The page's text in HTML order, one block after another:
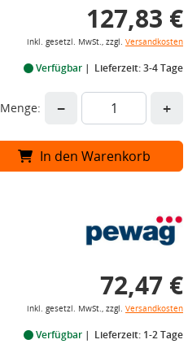
127,83 €
inkl. gesetzl. MwSt., zzgl. Versandkosten
Verfügbar Lieferzeit: 3-4 Tage
Menge: − +
In den Warenkorb
72,47 €
inkl. gesetzl. MwSt., zzgl. Versandkosten
Verfügbar Lieferzeit: 1-2 Tage